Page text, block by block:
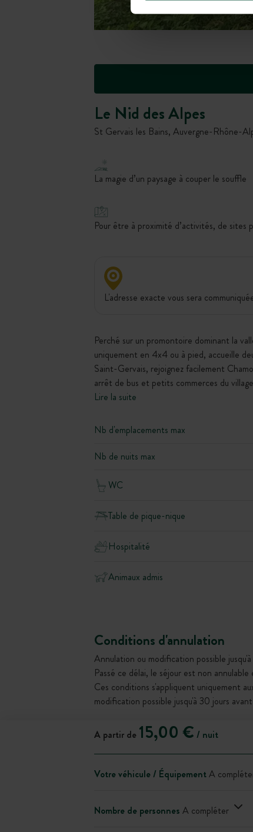
Le Nid des Alpes
St Gervais les Bains, Auvergne-Rhône-
La magie d’un paysage à couper le souffle
Pour être à proximité d’activités, de sites
L'adresse exacte vous sera
Perché sur un promontoire dominant la
uniquement en 4x4 ou à pied, accueille
Saint-Gervais, rejoignez facilement
arrêt de bus et petits commerces du
Lire la suite
Nb d'emplacements max
Nb de nuits max
WC
Table de pique-nique
Hospitalité
Animaux admis
Conditions d'annulation
Annulation ou modification possible
Passé ce délai, le séjour est non
Ces conditions s'appliquent uniquement
modification possible jusqu'à 30 jours
A partir de 15,00 € / nuit
Votre véhicule / ÉquipementA
Nombre de personnes A compléter